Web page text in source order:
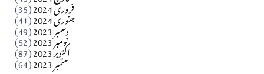
فروری 2024 (35) جنوری 2024 (41) دسمبر 2023 (49) نومبر 2023 (52) اکتوبر 2023 (87) ستمبر 2023 (64)